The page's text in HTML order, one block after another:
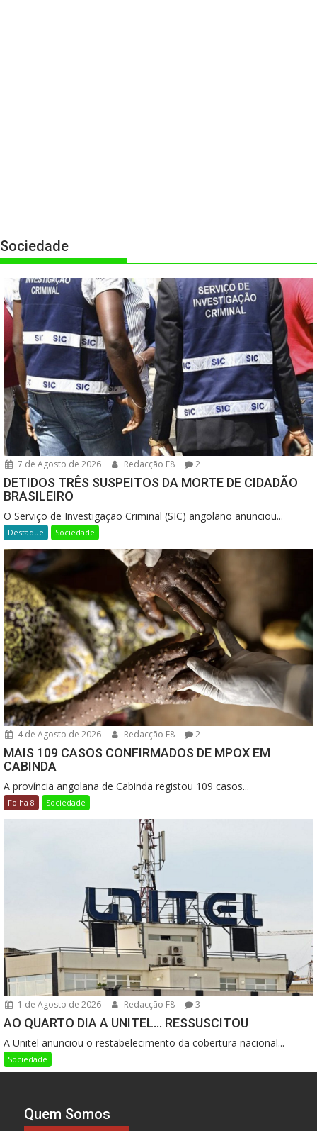
Sociedade
7 de Agosto de 2026 Redacção F8 2
DETIDOS TRÊS SUSPEITOS DA MORTE DE CIDADÃO
BRASILEIRO
O Serviço de Investigação Criminal (SIC) angolano anunciou...
Destaque Sociedade
4 de Agosto de 2026 Redacção F8 2
MAIS 109 CASOS CONFIRMADOS DE MPOX EM
CABINDA
A província angolana de Cabinda registou 109 casos...
Folha 8 Sociedade
1 de Agosto de 2026 Redacção F8 3
AO QUARTO DIA A UNITEL… RESSUSCITOU
A Unitel anunciou o restabelecimento da cobertura nacional...
Sociedade
Quem Somos